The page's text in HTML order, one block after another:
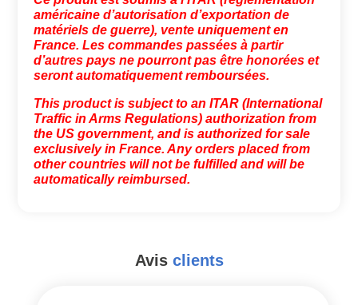
américaine d’autorisation d’exportation de
matériels de guerre), vente uniquement en
France. Les commandes passées à partir
d’autres pays ne pourront pas être honorées et
seront automatiquement remboursées.
This product is subject to an ITAR (International
Traffic in Arms Regulations) authorization from
the US government, and is authorized for sale
exclusively in France. Any orders placed from
other countries will not be fulfilled and will be
automatically reimbursed.
Avis clients